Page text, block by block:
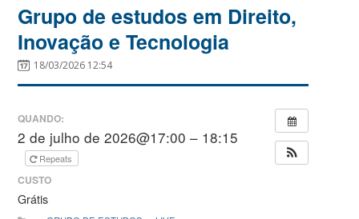
Grupo de estudos em Direito,
Inovação e Tecnologia
18/03/2026 12:54
QUANDO:
2 de julho de 2026@17:00 – 18:15
Repeats
CUSTO
Grátis